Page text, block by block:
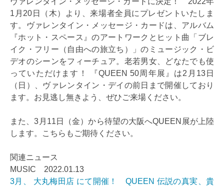
1月20日（木）より、来場者全員にプレゼントいたしま
す。ヴァレンタイン・メッセージ・カードは、アルバム
『ホット・スペース』のアートワークとヒット曲「ブレ
イク・フリー（自由への旅立ち）」のミュージック・ビ
デオのシーンをフィーチュア。老若男女、どなたでも使
っていただけます！ 『QUEEN 50周年展』は2月13日
（日）、ヴァレンタイン・デイの前日まで開催しており
ます。お見逃し無きよう、ぜひご来場ください。
また、3月11日（金）から待望の大阪へQUEEN展が上陸
します。こちらもご期待ください。
関連ニュース
MUSIC 2022.01.13
3月、 大丸梅田店 にて開催！ QUEEN 伝説の真実、貴